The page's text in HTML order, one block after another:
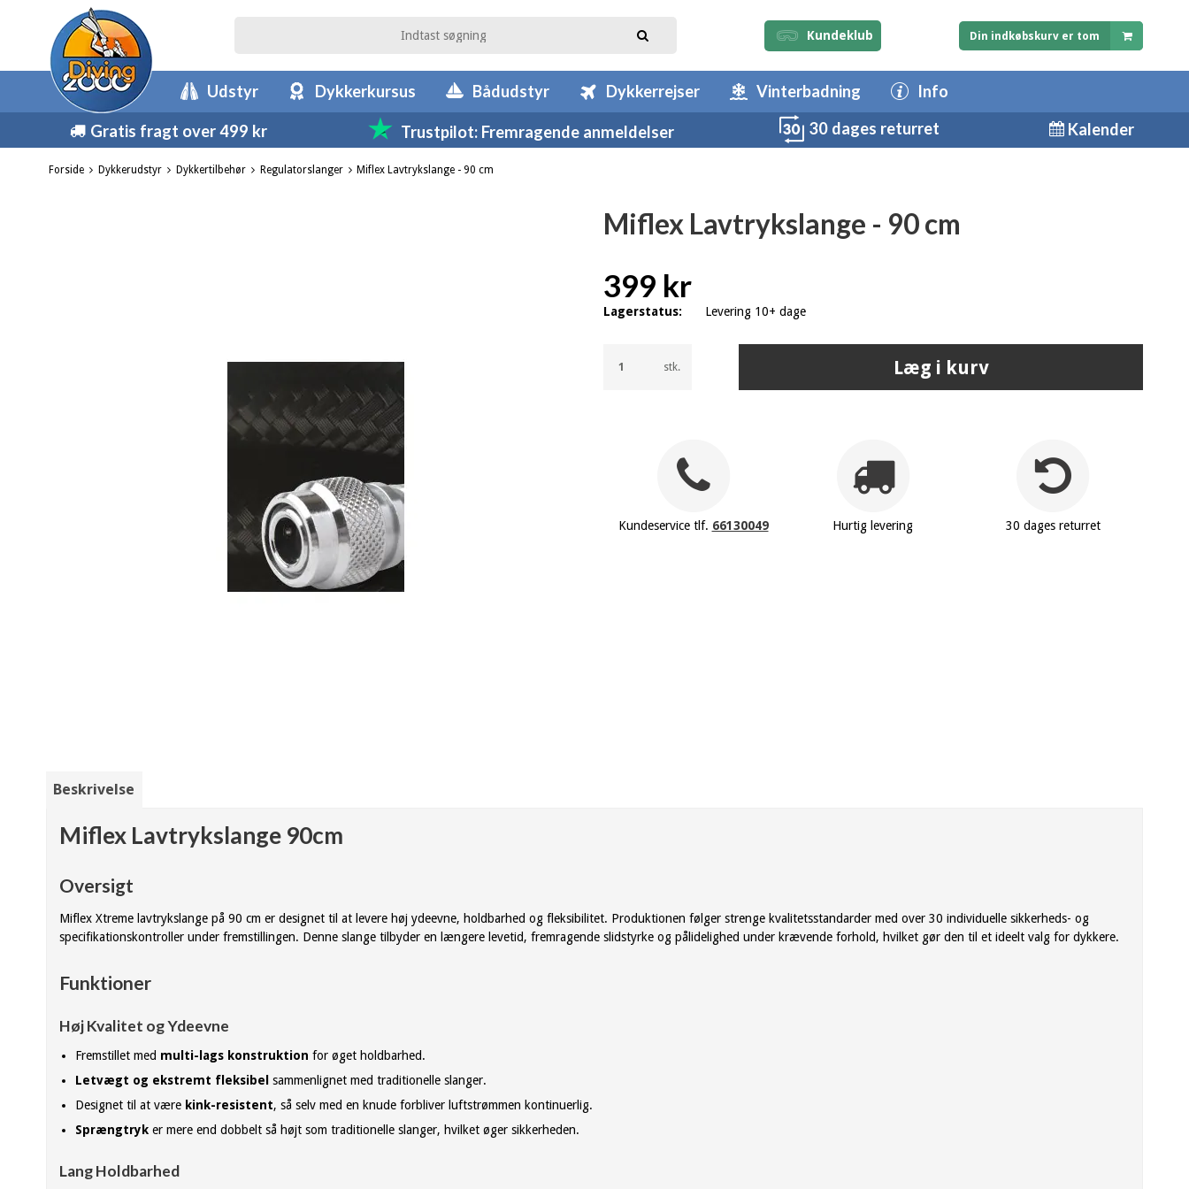
Kundeklub Din indkøbskurv er tom
Udstyr Dykkerkursus Bådudstyr Dykkerrejser Vinterbadning Info
Gratis fragt over 499 kr Trustpilot: Fremragende anmeldelser 30 dages returret Kalender
Forside Dykkerudstyr Dykkertilbehør Regulatorslanger Miflex Lavtrykslange - 90 cm
Miflex Lavtrykslange - 90 cm
399 kr
Lagerstatus: Levering 10+ dage
stk. Læg i kurv
Kundeservice tlf. 66130049 Hurtig levering 30 dages returret
Beskrivelse
Miflex Lavtrykslange 90cm
Oversigt
Miflex Xtreme lavtrykslange på 90 cm er designet til at levere høj ydeevne, holdbarhed og fleksibilitet. Produktionen følger strenge kvalitetsstandarder med over 30 individuelle sikkerheds- og
specifikationskontroller under fremstillingen. Denne slange tilbyder en længere levetid, fremragende slidstyrke og pålidelighed under krævende forhold, hvilket gør den til et ideelt valg for dykkere.
Funktioner
Høj Kvalitet og Ydeevne
Fremstillet med multi-lags konstruktion for øget holdbarhed.
Letvægt og ekstremt fleksibel sammenlignet med traditionelle slanger.
Designet til at være kink-resistent, så selv med en knude forbliver luftstrømmen kontinuerlig.
Sprængtryker mere end dobbelt så højt som traditionelle slanger, hvilket øger sikkerheden.
Lang Holdbarhed